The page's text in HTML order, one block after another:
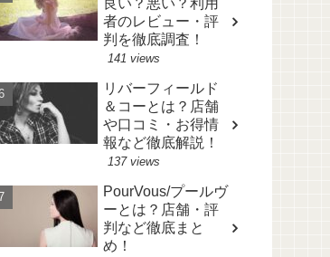
者のレビュー・評
判を徹底調査！
141 views
リバーフィールド
＆コーとは？店舗
や口コミ・お得情
報など徹底解説！
137 views
PourVous/プールヴ
ーとは？店舗・評
判など徹底まと
め！